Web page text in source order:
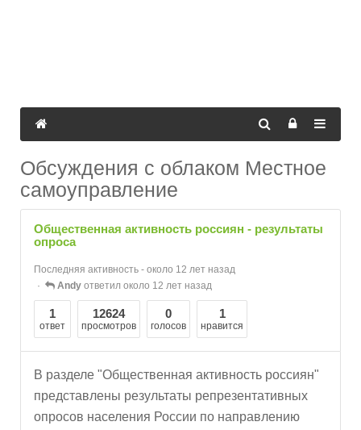
Обсуждения с облаком Местное
самоуправление
Общественная активность россиян - результаты
опроса
Последняя активность - около 12 лет назад
Andy ответил около 12 лет назад
1
ответ
12624
просмотров
0
голосов
1
нравится
В разделе "Общественная активность россиян"
представлены результаты репрезентативных
опросов населения России по направлению